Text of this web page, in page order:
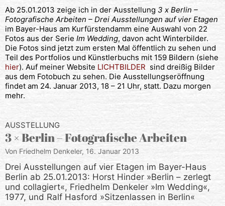
Ab 25.01.2013 zeige ich in der Ausstellung 3 x Berlin –
Fotografische Arbeiten – Drei Ausstellungen auf vier Etagen
im Bayer-Haus am Kurfürstendamm eine Auswahl von 22
Fotos aus der Serie Im Wedding, davon acht Winterbilder.
Die Fotos sind jetzt zum ersten Mal öffentlich zu sehen und
Teil des Portfolios und Künstlerbuchs mit 159 Bildern (siehe
hier). Auf meiner Website LICHTBILDER sind dreißig Bilder
aus dem Fotobuch zu sehen. Die Ausstellungseröffnung
findet am 24. Januar 2013, 18 – 21 Uhr, statt. Dazu morgen
mehr.
AUSSTELLUNG
3 × Berlin – Fotografische Arbeiten
Von Friedhelm Denkeler, 16. Januar 2013
Drei Ausstellungen auf vier Etagen im Bayer-Haus
Berlin ab 25.01.2013: Horst Hinder »Berlin – zerlegt
und collagiert«, Friedhelm Denkeler »Im Wedding«,
1977, und Ralf Hasford »Sitzenlassen in Berlin«